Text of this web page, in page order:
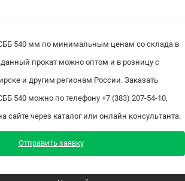
540 мм по минимальным ценам со склада в
прокат можно оптом и в розницу с
и другим регионам России. Заказать
540 можно по телефону +7 (383) 207-54-10,
сайте через каталог или онлайн консультанта.
Отправить заявку